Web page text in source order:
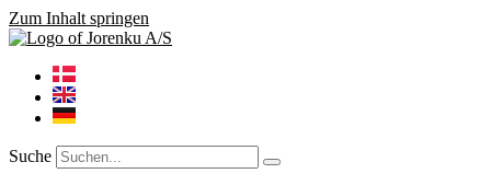
Zum Inhalt springen
Suche